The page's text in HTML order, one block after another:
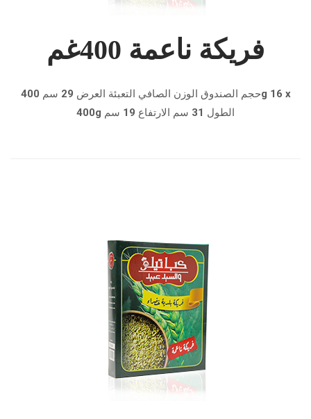
فريكة ناعمة 400غم
حجم الصندوق الوزن الصافي التعبئة العرض 29 سم 400g 16 x
400g الطول 31 سم الارتفاع 19 سم